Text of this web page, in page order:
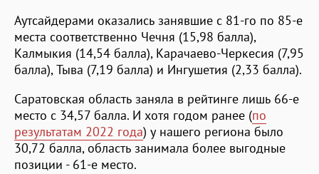
Аутсайдерами оказались занявшие с 81-го по 85-е
места соответственно Чечня (15,98 балла),
Калмыкия (14,54 балла), Карачаево-Черкесия (7,95
балла), Тыва (7,19 балла) и Ингушетия (2,33 балла).
Саратовская область заняла в рейтинге лишь 66-е
место с 34,57 балла. И хотя годом ранее (по
результатам 2022 года) у нашего региона было
30,72 балла, область занимала более выгодные
позиции - 61-е место.